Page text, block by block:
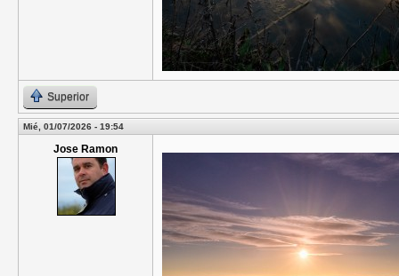
Superior
Mié, 01/07/2026 - 19:54
Jose Ramon